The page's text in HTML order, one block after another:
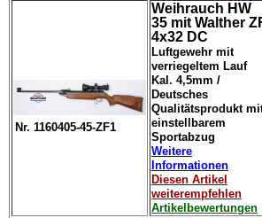
Nr. 1160405-45-ZF1
Weihrauch HW
35 mit Walther
4x32 DC
Luftgewehr mit
verriegeltem Lauf
Kal. 4,5mm /
Deutsches
Qualitätsprodukt
einstellbarem
Sportabzug
Weitere
Informationen
Diesen Artikel
weiterempfehlen
Artikelbewertungen